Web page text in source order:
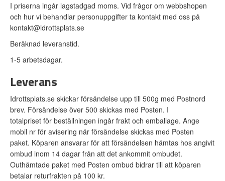
I priserna ingår lagstadgad moms. Vid frågor om webbshopen
och hur vi behandlar personuppgifter ta kontakt med oss på
kontakt@idrottsplats.se
Beräknad leveranstid.
1-5 arbetsdagar.
Leverans
Idrottsplats.se skickar försändelse upp till 500g med Postnord
brev. Försändelse över 500 skickas med Posten. I
totalpriset för beställningen ingår frakt och emballage. Ange
mobil nr för avisering när försändelse skickas med Posten
paket. Köparen ansvarar för att försändelsen hämtas hos angivit
ombud inom 14 dagar från att det ankommit ombudet.
Outhämtade paket med Posten ombud bidrar till att köparen
betalar returfrakten på 100 kr.